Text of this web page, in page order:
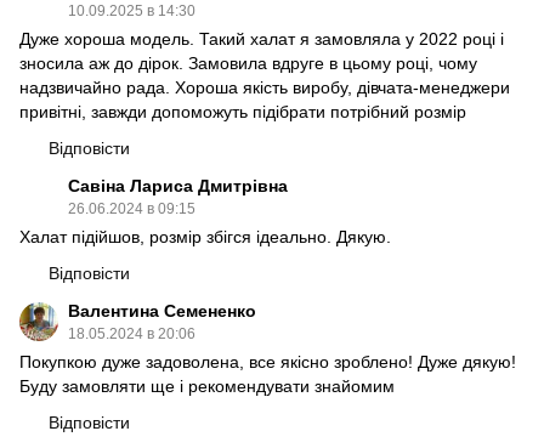
10.09.2025 в 14:30
Дуже хороша модель. Такий халат я замовляла у 2022 році і
зносила аж до дірок. Замовила вдруге в цьому році, чому
надзвичайно рада. Хороша якість виробу, дівчата-менеджери
привітні, завжди допоможуть підібрати потрібний розмір
Відповісти
Савіна Лариса Дмитрівна
26.06.2024 в 09:15
Халат підійшов, розмір збігся ідеально. Дякую.
Відповісти
Валентина Семененко
18.05.2024 в 20:06
Покупкою дуже задоволена, все якісно зроблено! Дуже дякую!
Буду замовляти ще і рекомендувати знайомим
Відповісти